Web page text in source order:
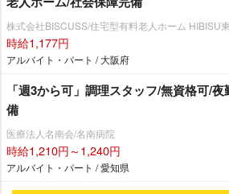
株式会社BISCUSS/住宅型有料老人ホーム HIBISU
時給1,177円
アルバイト・パート / 大阪府
「週3から可」調理スタッフ/無資格可/
備
医療法人名南会/名南病院
時給1,210円～1,240円
アルバイト・パート / 愛知県